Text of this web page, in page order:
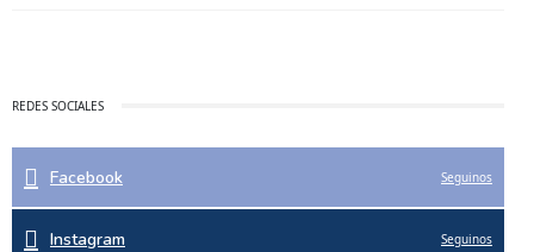
REDES SOCIALES
Facebook Seguinos
Instagram Seguinos